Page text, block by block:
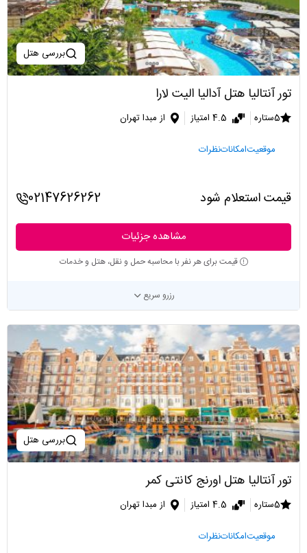
بررسی هتل
تور آنتالیا هتل آدالیا الیت لارا
5ستاره 4.5 امتیاز از مبدا تهران
موقعیتامکاناتنظرات
قیمت استعلام شود 02147626262
مشاهده جزئیات
قیمت برای هر نفر با محاسبه حمل و نقل، هتل و خدمات
رزرو سریع
بررسی هتل
تور آنتالیا هتل اورنج کانتی کمر
5ستاره 4.5 امتیاز از مبدا تهران
موقعیتامکاناتنظرات